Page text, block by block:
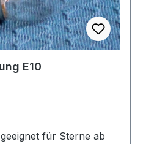
E10
für Sterne ab